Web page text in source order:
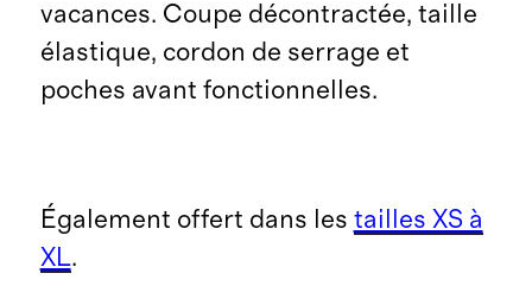
vacances. Coupe décontractée, taille
élastique, cordon de serrage et
poches avant fonctionnelles.
Également offert dans les tailles XS à
XL.